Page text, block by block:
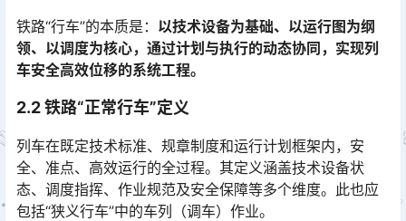
铁路“行车”的本质是： 以技术设备为基础、以运行图为纲
领、以调度为核心，通过计划与执行的动态协同，实现列
车安全高效位移的系统工程。
2.2 铁路“正常行车”定义
列车在既定技术标准、规章制度和运行计划框架内，安
全、准点、高效运行的全过程。其定义涵盖技术设备状
态、调度指挥、作业规范及安全保障等多个维度。此也应
包括“狭义行车”中的车列（调车）作业。󠅅󠅃󠄵󠅂󠄪󠇖󠆨󠆨󠇕󠆞󠆒󠅬󠇘󠆭󠆘󠇙󠆝󠅵󠇗󠆭󠆁󠄐󠇗󠅹󠅸󠇖󠆍󠅳󠇖󠅹󠅰󠇖󠆌󠅹